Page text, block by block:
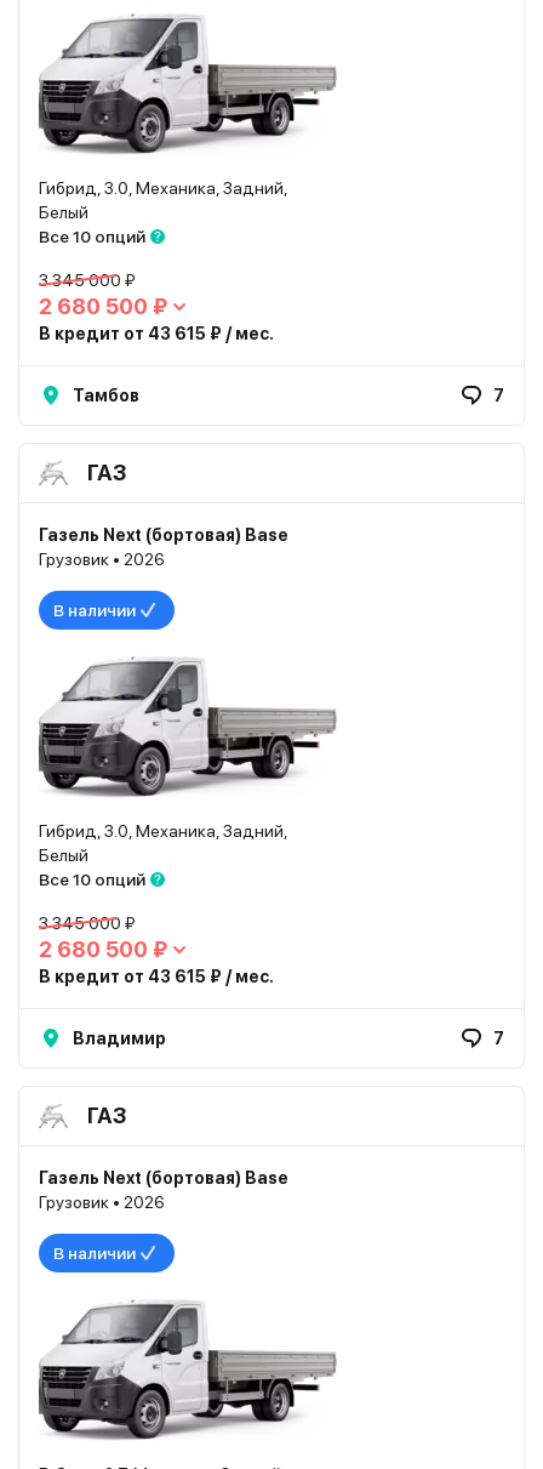
Гибрид, 3.0, Механика, Задний,
Белый
Все 10 опций
3 345 000 ₽
2 680 500 ₽
В кредит от 43 615 ₽ / мес.
Тамбов 7
ГАЗ
Газель Next (бортовая) Base
Грузовик • 2026
В наличии
Гибрид, 3.0, Механика, Задний,
Белый
Все 10 опций
3 345 000 ₽
2 680 500 ₽
В кредит от 43 615 ₽ / мес.
Владимир 7
ГАЗ
Газель Next (бортовая) Base
Грузовик • 2026
В наличии